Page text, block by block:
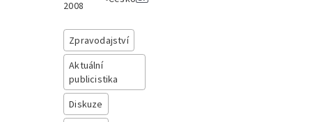
2008
Zpravodajství
Aktuální
publicistika
Diskuze